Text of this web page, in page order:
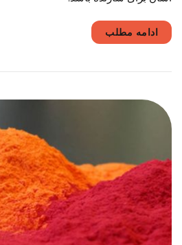
ادامه مطلب